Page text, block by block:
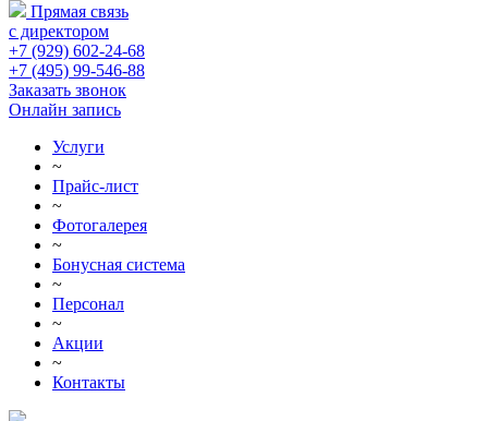
Прямая связь
с директором
+7 (929) 602-24-68
+7 (495) 99-546-88
Заказать звонок
Онлайн запись
Услуги
~
Прайс-лист
~
Фотогалерея
~
Бонусная система
~
Персонал
~
Акции
~
Контакты